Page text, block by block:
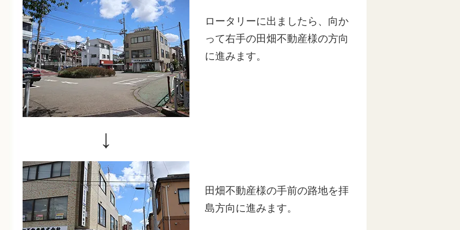
ロータリーに出ましたら、向か
って右手の田畑不動産様の方向
に進みます。
↓
田畑不動産様の手前の路地を拝
島方向に進みます。